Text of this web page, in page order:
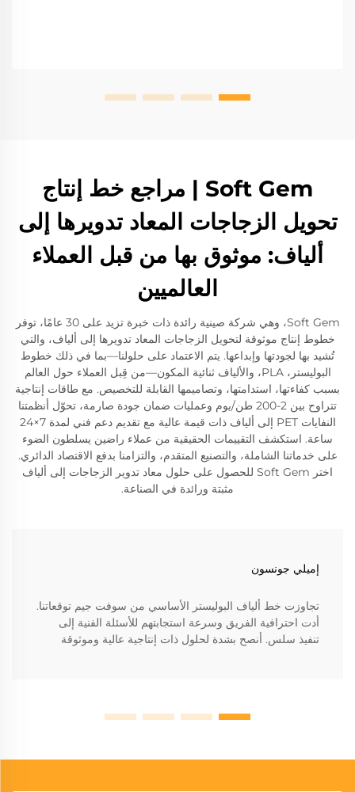
Soft Gem | مراجع خط إنتاج
تحويل الزجاجات المعاد تدويرها إلى
ألياف: موثوق بها من قبل العملاء
العالميين
Soft Gem، وهي شركة صينية رائدة ذات خبرة تزيد على 30 عامًا، توفر
خطوط إنتاج موثوقة لتحويل الزجاجات المعاد تدويرها إلى ألياف، والتي
تُشيد بها لجودتها وإبداعها. يتم الاعتماد على حلولنا—بما في ذلك خطوط
البوليستر، PLA، والألياف ثنائية المكون—من قِبل العملاء حول العالم
بسبب كفاءتها، استدامتها، وتصاميمها القابلة للتخصيص. مع طاقات إنتاجية
تتراوح بين 2-200 طن/يوم وعمليات ضمان جودة صارمة، تحوّل أنظمتنا
النفايات PET إلى ألياف ذات قيمة عالية مع تقديم دعم فني لمدة 7×24
ساعة. استكشف التقييمات الحقيقية من عملاء راضين يسلطون الضوء
على خدماتنا الشاملة، والتصنيع المتقدم، والتزامنا بدفع الاقتصاد الدائري.
اختر Soft Gem للحصول على حلول معاد تدوير الزجاجات إلى ألياف
مثبتة ورائدة في الصناعة.
إميلي جونسون
تجاوزت خط ألياف البوليستر الأساسي من سوفت جيم توقعاتنا.
أدت احترافية الفريق وسرعة استجابتهم للأسئلة الفنية إلى
تنفيذ سلس. أنصح بشدة لحلول ذات إنتاجية عالية وموثوقة